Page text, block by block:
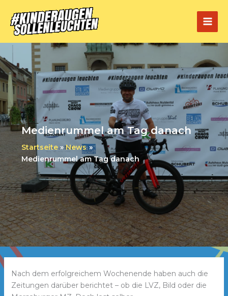
Inhalt
springen
Medienrummel am Tag danach
Startseite
News
Medienrummel am Tag danach
Nach dem erfolgreichem Wochenende haben auch die
Zeitungen darüber berichtet – ob die LVZ, Bild oder die